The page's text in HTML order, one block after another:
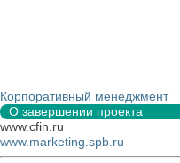
Корпоративный менеджмент
О завершении проекта
www.cfin.ru
www.marketing.spb.ru